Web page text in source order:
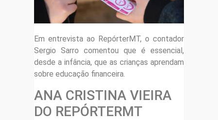
Em entrevista ao RepórterMT, o contador
Sergio Sarro comentou que é essencial,
desde a infância, que as crianças aprendam
sobre educação financeira.
ANA CRISTINA VIEIRA
DO REPÓRTERMT